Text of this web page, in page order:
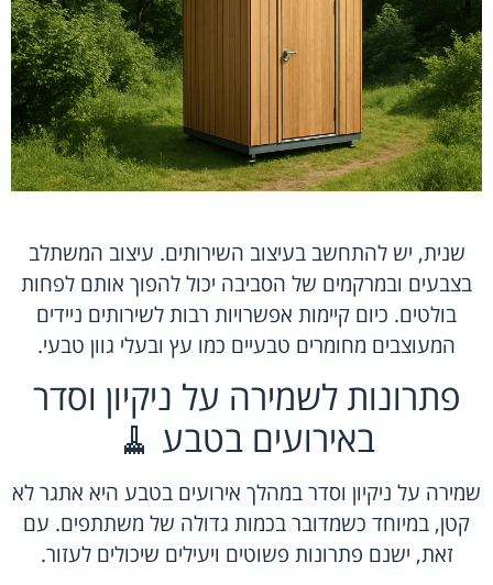
שנית, יש להתחשב בעיצוב השירותים. עיצוב המשתלב
בצבעים ובמרקמים של הסביבה יכול להפוך אותם לפחות
בולטים. כיום קיימות אפשרויות רבות לשירותים ניידים
המעוצבים מחומרים טבעיים כמו עץ ובעלי גוון טבעי.
פתרונות לשמירה על ניקיון וסדר
באירועים בטבע 🧹
שמירה על ניקיון וסדר במהלך אירועים בטבע היא אתגר לא
קטן, במיוחד כשמדובר בכמות גדולה של משתתפים. עם
זאת, ישנם פתרונות פשוטים ויעילים שיכולים לעזור.